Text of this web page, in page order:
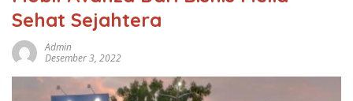
Sehat Sejahtera
Admin
Desember 3, 2022